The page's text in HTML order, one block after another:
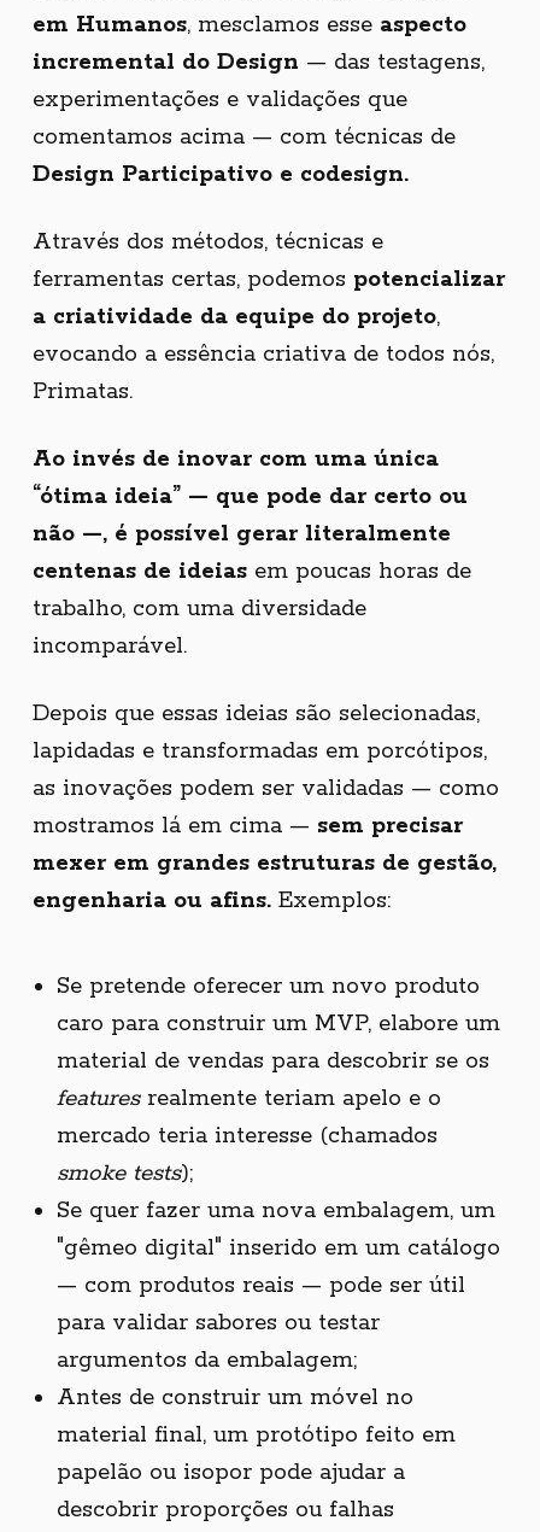
em Humanos, mesclamos esse aspecto
incremental do Design — das testagens,
experimentações e validações que
comentamos acima — com técnicas de
Design Participativo e codesign.
Através dos métodos, técnicas e
ferramentas certas, podemos potencializar
a criatividade da equipe do projeto,
evocando a essência criativa de todos nós,
Primatas.
Ao invés de inovar com uma única
“ótima ideia” — que pode dar certo ou
não —, é possível gerar literalmente
centenas de ideiasem poucas horas de
trabalho, com uma diversidade
incomparável.
Depois que essas ideias são selecionadas,
lapidadas e transformadas em porcótipos,
as inovações podem ser validadas — como
mostramos lá em cima — sem precisar
mexer em grandes estruturas de gestão,
engenharia ou afins.Exemplos:
Se pretende oferecer um novo produto
caro para construir um MVP, elabore um
material de vendas para descobrir se os
featuresrealmente teriam apelo e o
mercado teria interesse (chamados
smoke tests);
Se quer fazer uma nova embalagem, um
"gêmeo digital" inserido em um catálogo
— com produtos reais — pode ser útil
para validar sabores ou testar
argumentos da embalagem;
Antes de construir um móvel no
material final, um protótipo feito em
papelão ou isopor pode ajudar a
descobrir proporções ou falhas